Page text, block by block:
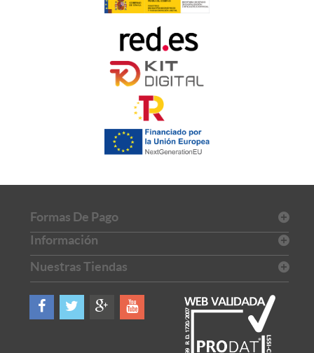
Formas De Pago
Información
Nuestras Tiendas